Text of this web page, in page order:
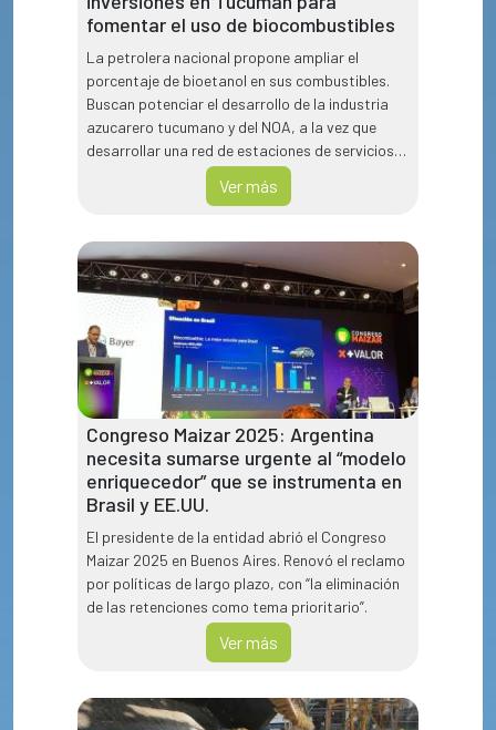
fomentar el uso de biocombustibles
La petrolera nacional propone ampliar el
porcentaje de bioetanol en sus combustibles.
Buscan potenciar el desarrollo de la industria
azucarero tucumano y del NOA, a la vez que
desarrollar una red de estaciones de servicios
con la insignia WICO.
Ver más
Congreso Maizar 2025: Argentina
necesita sumarse urgente al “modelo
enriquecedor” que se instrumenta en
Brasil y EE.UU.
El presidente de la entidad abrió el Congreso
Maizar 2025 en Buenos Aires. Renovó el reclamo
por políticas de largo plazo, con “la eliminación
de las retenciones como tema prioritario”.
Ver más